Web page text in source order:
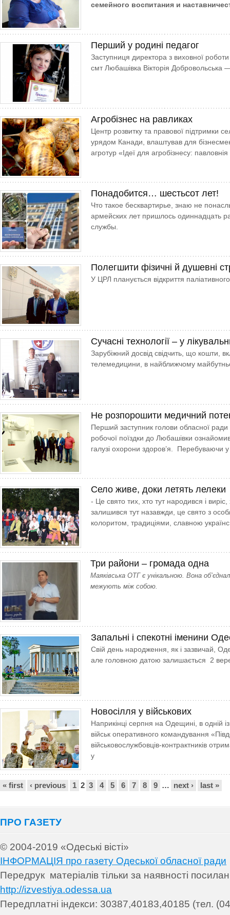
семейного воспитания и
Перший у родині педагог
Заступниця директора з виховної
смт Любашівка Вікторія Добровольська
Агробізнес на равликах
Центр розвитку та правової підтримки
урядом Канади, влаштував для
агротур «Ідеї для агробізнесу:
Понадобится… шестьсот лет!
Что такое бесквартирье, знаю не
армейских лет пришлось одиннадцать
службы.
Полегшити фізичні й душевні
У ЦРЛ планується відкриття
Сучасні технології – у
Зарубіжний досвід свідчить, що кошти,
телемедицини, в найближчому
Не розпорошити медичний
Перший заступник голови обласної
робочої поїздки до Любашівки
галузі охорони здоров’я. Перебуваючи
Село живе, доки летять лелеки
- Це свято тих, хто тут народився і
залишився тут назавжди, це свято з
колоритом, традиціями, славною
Три райони – громада одна
Маяківська ОТГ є унікальною. Вона
межують між собою.
Запальні і спекотні іменини
Свій день народження, як і зазвичай,
але головною датою залишається 2
Новосілля у військових
Наприкінці серпня на Оде­щині, в одній із
військ оперативного командування
військовослужбовців-контрактників
у
Сторінки
« first ‹ previous 1 2 3 4 5 6 7 8 9 … next › last »
ПРО ГАЗЕТУ
© 2004-2019 «Одеські вісті»
ІНФОРМАЦІЯ про газету Одеської обласної ради
Передрук матеріалів тільки за наявності
http://izvestiya.odessa.ua
Передплатні індекси: 30387,40183,40185 (тел.